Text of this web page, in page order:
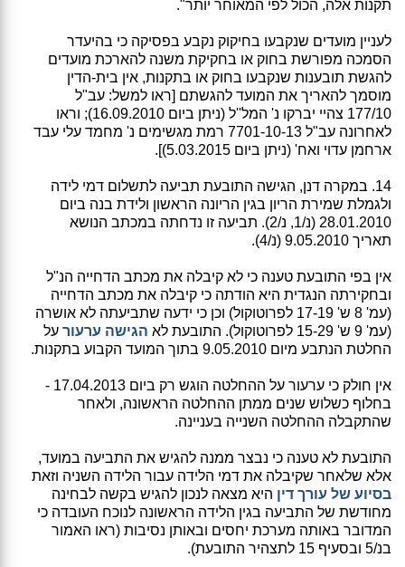
תקנות אלה, הכול לפי המאוחר יותר".
לעניין מועדים שנקבעו בחיקוק נקבע בפסיקה כי בהיעדר
הסמכה מפורשת בחוק או בחקיקת משנה להארכת מועדים
להגשת תובענות שנקבעו בחוק או בתקנות, אין בית-הדין
מוסמך להאריך את המועד להגשתם [ראו למשל: עב"ל
177/10 צהיי יברקו נ' המל''ל (ניתן ביום 16.09.2010); וראו
לאחרונה עב"ל 7701-10-13 רמת מגשימים נ' מחמד עלי עבד
ארחמן עדוי ואח' (ניתן ביום 5.03.2015)].
14. במקרה דנן, הגישה התובעת תביעה לתשלום דמי לידה
ולגמלת שמירת הריון בגין הריונה הראשון ולידת בנה ביום
28.01.2010 (נ/1, נ/2). תביעה זו נדחתה במכתב הנושא
תאריך 9.05.2010 (נ/4).
אין בפי התובעת טענה כי לא קיבלה את מכתב הדחייה הנ"ל
ובחקירתה הנגדית היא הודתה כי קיבלה את מכתב הדחייה
(עמ' 8 ש' 17-19 לפרוטוקול) וכן כי ידעה שתביעתה לא אושרה
(עמ' 9 ש' 15-29 לפרוטוקול). התובעת לא
הגישה ערעור על
החלטת הנתבע מיום 9.05.2010 בתוך המועד הקבוע בתקנות.
אין חולק כי ערעור על ההחלטה הוגש רק ביום 17.04.2013 -
בחלוף כשלוש שנים ממתן ההחלטה הראשונה, ולאחר
שהתקבלה ההחלטה השנייה בעניינה.
התובעת לא טענה כי נבצר ממנה להגיש את התביעה במועד,
אלא שלאחר שקיבלה את דמי הלידה עבור הלידה השניה וזאת
בסיוע של עורך דין היא מצאה לנכון להגיש בקשה לבחינה
מחודשת של התביעה בגין הלידה הראשונה לנוכח העובדה כי
המדובר באותה מערכת יחסים ובאותן נסיבות (ראו האמור
בנ/5 ובסעיף 15 לתצהיר התובעת).